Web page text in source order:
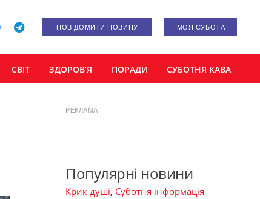
ПОВІДОМИТИ НОВИНУ МОЯ СУБОТА
СВІТ ЗДОРОВ’Я ПОРАДИ СУБОТНЯ КАВА
РЕКЛАМА
Популярні новини
Крик душі, Суботня інформація